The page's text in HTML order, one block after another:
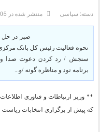
دسته: سیاسی منتشر شده در 05 تیر 1388
صبر در حل
نحوه فعاليت رئيس کل بانک
سنجش / رد کردن دعوت صدا
برنامه نود و مناظره گونه /و...
** وزير ارتباطات و فناوري
که پيش از برگزاري انتخابات